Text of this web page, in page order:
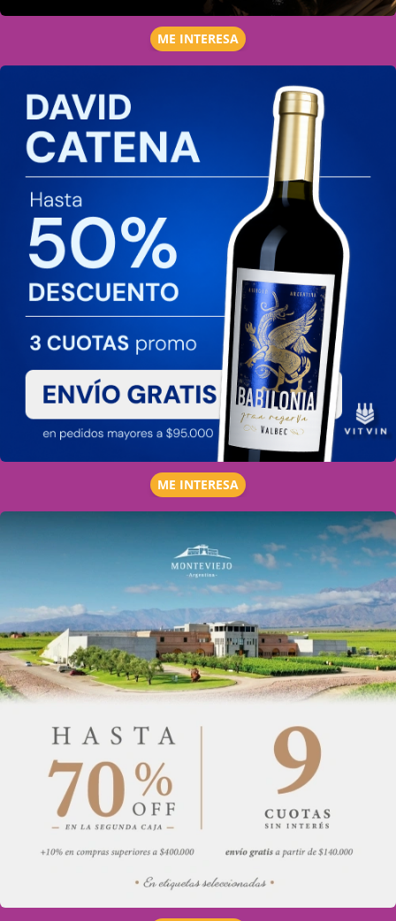
ME INTERESA
ME INTERESA